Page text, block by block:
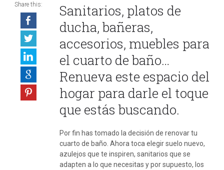
Share this:
Sanitarios, platos de
ducha, bañeras,
accesorios, muebles para
el cuarto de baño…
Renueva este espacio del
hogar para darle el toque
que estás buscando.
Por fin has tomado la decisión de renovar tu
cuarto de baño. Ahora toca elegir suelo nuevo,
azulejos que te inspiren, sanitarios que se
adapten a lo que necesitas y por supuesto, los